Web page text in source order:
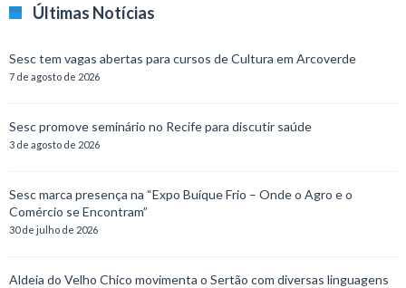
Últimas Notícias
Sesc tem vagas abertas para cursos de Cultura em Arcoverde
7 de agosto de 2026
Sesc promove seminário no Recife para discutir saúde
3 de agosto de 2026
Sesc marca presença na “Expo Buíque Frio – Onde o Agro e o
Comércio se Encontram”
30 de julho de 2026
Aldeia do Velho Chico movimenta o Sertão com diversas linguagens